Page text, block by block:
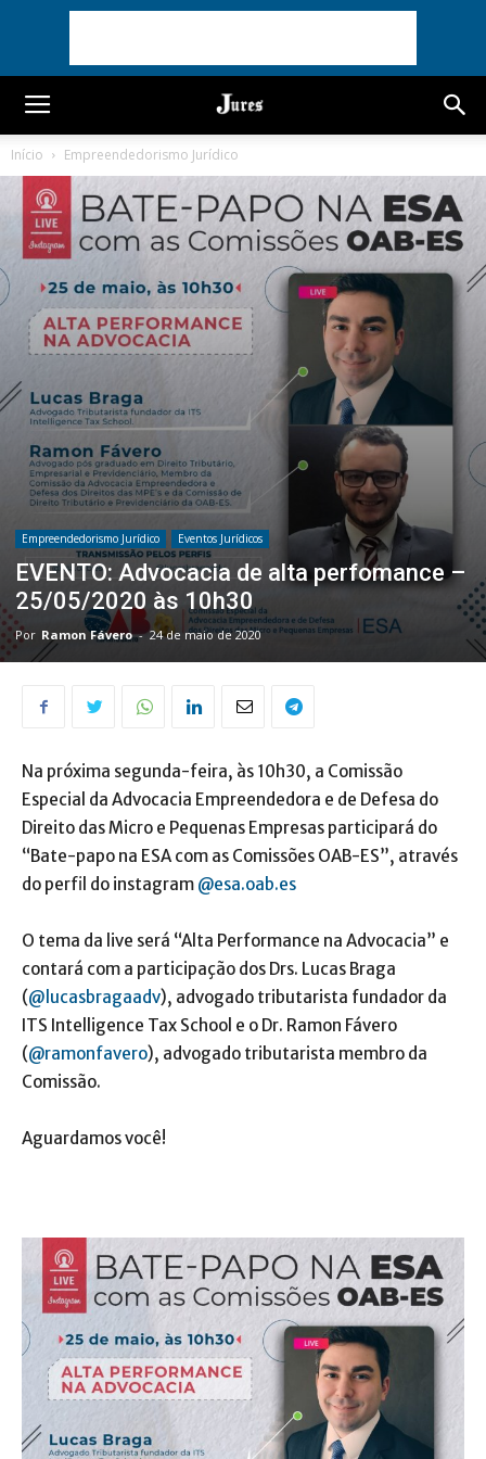
Início Empreendedorismo Jurídico
Empreendedorismo Jurídico Eventos Jurídicos
EVENTO: Advocacia de alta perfomance –
25/05/2020 às 10h30
Por Ramon Fávero - 24 de maio de 2020
Na próxima segunda-feira, às 10h30, a Comissão
Especial da Advocacia Empreendedora e de Defesa do
Direito das Micro e Pequenas Empresas participará do
“Bate-papo na ESA com as Comissões OAB-ES”, através
do perfil do instagram @esa.oab.es
O tema da live será “Alta Performance na Advocacia” e
contará com a participação dos Drs. Lucas Braga
(@lucasbragaadv), advogado tributarista fundador da
ITS Intelligence Tax School e o Dr. Ramon Fávero
(@ramonfavero), advogado tributarista membro da
Comissão.
Aguardamos você!